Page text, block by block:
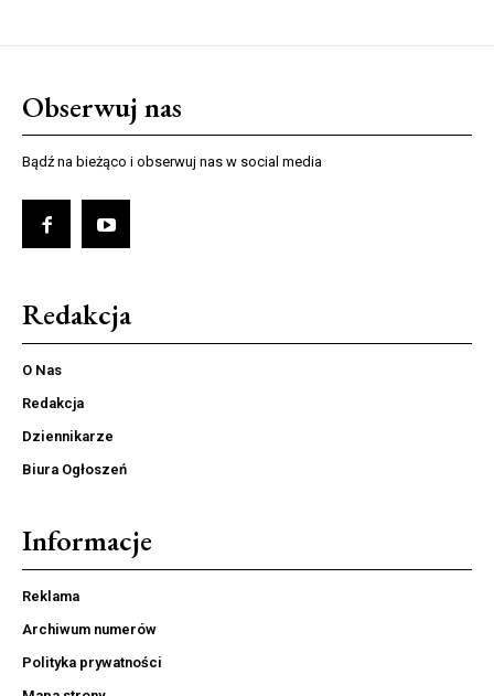
Obserwuj nas
Bądź na bieżąco i obserwuj nas w social media
Redakcja
O Nas
Redakcja
Dziennikarze
Biura Ogłoszeń
Informacje
Reklama
Archiwum numerów
Polityka prywatności